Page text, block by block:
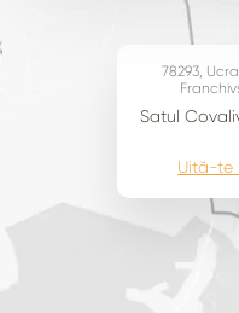
78293,
Satul
Uită-te